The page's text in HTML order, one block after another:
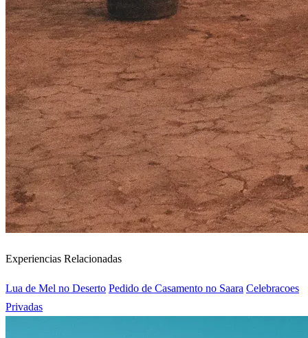
Experiencias Relacionadas
Lua de Mel no Deserto Pedido de Casamento no Saara Celebracoes
Privadas